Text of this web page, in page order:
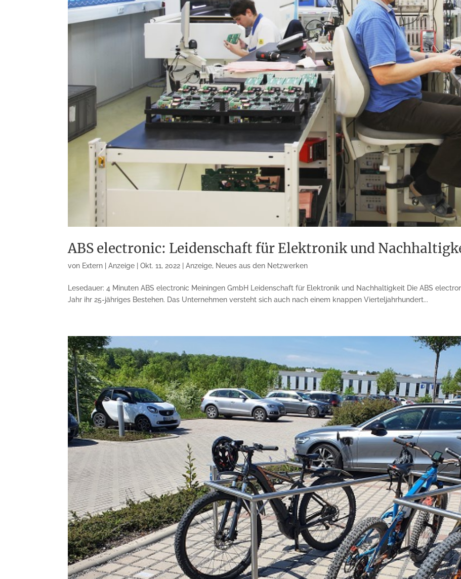
ABS electronic: Leidenschaft für Elektronik und
von Extern | Anzeige |Okt. 11, 2022 |Anzeige, Neues aus den Netzwerken
Lesedauer: 4 Minuten ABS electronic Meiningen GmbH Leidenschaft für Elektronik und Nach­haltigkeit Die ABS
Jahr ihr 25-jähriges Bestehen. Das Unternehmen versteht sich auch nach einem knappen Viertel­jahrhundert...